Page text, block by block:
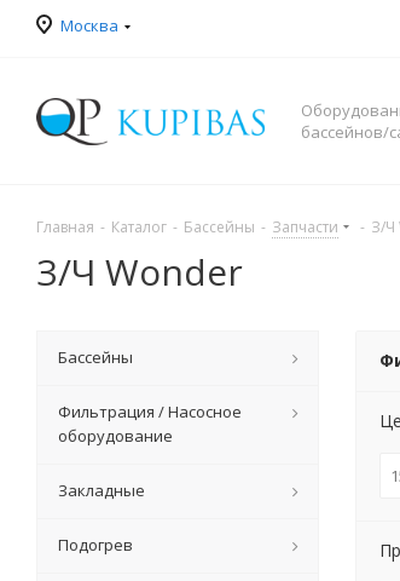
Москва
бассейнов/
Главная - Каталог - Бассейны - Запчасти - З/Ч
З/Ч Wonder
Бассейны
Фильтрация / Насосное
оборудование
Закладные
Подогрев